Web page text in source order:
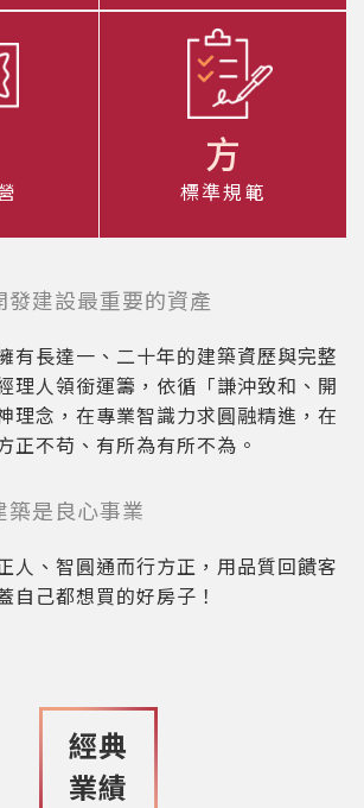
方
標準規範
發建設最重要的資產
有長達一、二十年的建築資歷與完整
理人領銜運籌，依循「謙沖致和、開
理念，在專業智識力求圓融精進，在
正不苟、有所為有所不為。
築是良心事業
人、智圓通而行方正，用品質回饋客
自己都想買的好房子！
經典
業績